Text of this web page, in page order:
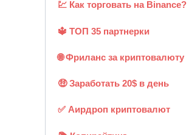
💹 Как торговать на Binance?
🔱 ТОП 35 партнерки
🌐 Фриланс за криптовалюту
🤑 Заработать 20$ в день
✅ Аирдроп криптовалют